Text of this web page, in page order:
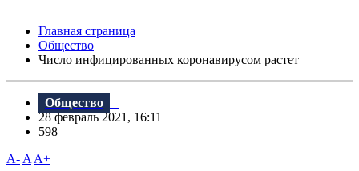
Главная страница
Общество
Число инфицированных коронавирусом растет
Общество
28 февраль 2021, 16:11
598
A- A A+